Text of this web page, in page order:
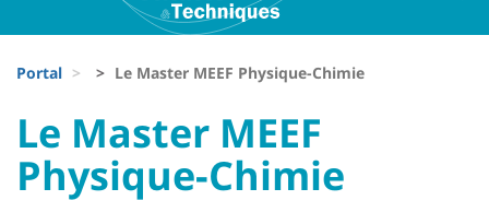
Recherche
Block
liste
des
composantes
d'Ariane
Portal Le Master MEEF Physique-Chimie
University
:
Sidebar
University
:
Main
Titre
Le Master MEEF
Physique-Chimie